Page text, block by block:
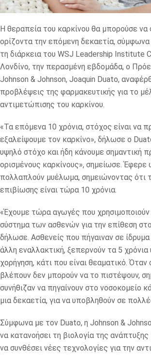
Η θεραπεία του καρκίνου θα μπορούσε να
ορίζοντα την επόμενη δεκαετία, σύμφωνα
τη διάρκεια του WSJ Leadership Institute
Λονδίνο, την περασμένη εβδομάδα, ο
Johnson & Johnson, Joaquin Duato,
προβλέψεις της φαρμακευτικής για το
αντιμετώπισης του καρκίνου.
«Τα επόμενα 10 χρόνια, στόχος είναι να
εξαλείψουμε τον καρκίνο», δήλωσε ο
υψηλό στόχο και ήδη κάνουμε σημαντική
ορισμένους καρκίνους», σημείωσε.
πολλαπλούν μυέλωμα, σημειώνοντας ότι
επιβίωσης είναι τώρα 10 χρόνια.
«Έχουμε τώρα αγωγές που χρησιμοποιούν
σύστημα των ασθενών για την επίθεση
δήλωσε. Ασθενείς που πήγαιναν σε
άλλη εναλλακτική, ξεπερνούν τα 5
χορήγηση, κάτι που είναι θεαματικό. Όταν
βλέπουν δεν μπορούν να το πιστέψουν,
συνήθιζαν να πηγαίνουν στο νοσοκομείο
μια δεκαετία, για να υποβληθούν σε
Σύμφωνα με τον Duato, η Johnson &
να κατανοήσει τη βιολογία της ανάπτυξης
να συνθέσει νέες τεχνολογίες για την